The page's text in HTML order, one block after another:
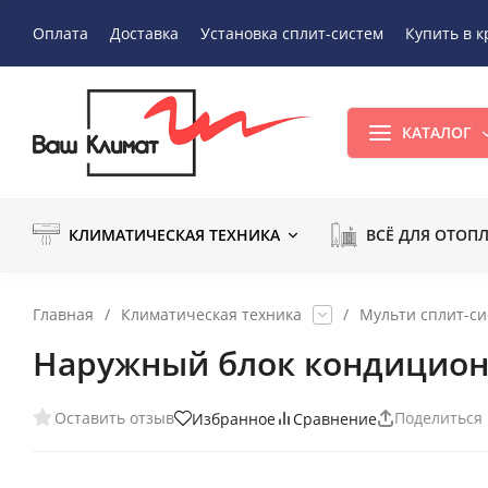
Оплата Доставка Установка сплит-систем Купить в
КАТАЛОГ
КЛИМАТИЧЕСКАЯ ТЕХНИКА ВСЁ ДЛЯ
Главная / Климатическая техника / Мульти сплит-
Наружный блок
Оставить отзыв Избранное Сравнение Поделиться